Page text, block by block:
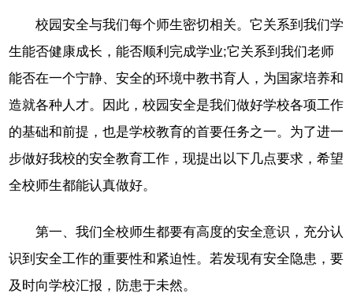
校园安全与我们每个师生密切相关。它关系到我们学
生能否健康成长，能否顺利完成学业;它关系到我们老师
能否在一个宁静、安全的环境中教书育人，为国家培养和
造就各种人才。因此，校园安全是我们做好学校各项工作
的基础和前提，也是学校教育的首要任务之一。为了进一
步做好我校的安全教育工作，现提出以下几点要求，希望
全校师生都能认真做好。
第一、我们全校师生都要有高度的安全意识，充分认
识到安全工作的重要性和紧迫性。若发现有安全隐患，要
及时向学校汇报，防患于未然。